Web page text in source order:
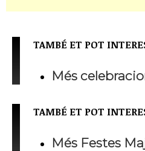
TAMBÉ ET POT
Més
TAMBÉ ET POT
Més Festes